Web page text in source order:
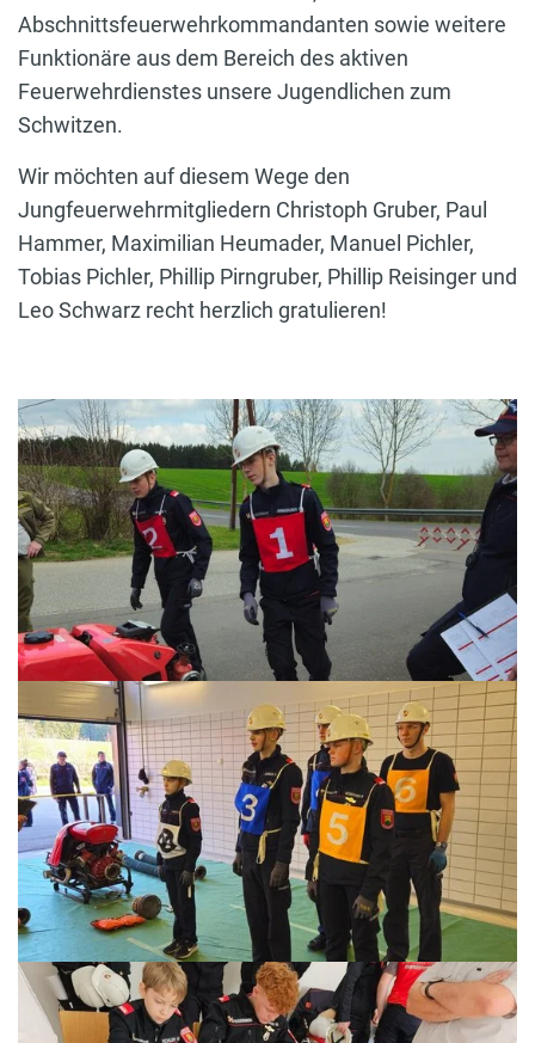
Abschnittsfeuerwehrkommandanten sowie weitere
Funktionäre aus dem Bereich des aktiven
Feuerwehrdienstes unsere Jugendlichen zum
Schwitzen.
Wir möchten auf diesem Wege den
Jungfeuerwehrmitgliedern Christoph Gruber, Paul
Hammer, Maximilian Heumader, Manuel Pichler,
Tobias Pichler, Phillip Pirngruber, Phillip Reisinger und
Leo Schwarz recht herzlich gratulieren!